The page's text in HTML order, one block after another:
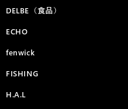
DELBE（食品）
ECHO
fenwick
FISHING
H.A.L